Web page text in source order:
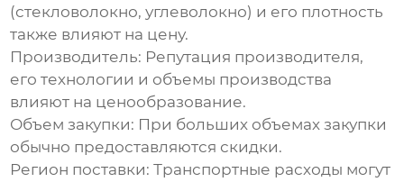
(стекловолокно, углеволокно) и его плотность
также влияют на цену.
Производитель: Репутация производителя,
его технологии и объемы производства
влияют на ценообразование.
Объем закупки: При больших объемах закупки
обычно предоставляются скидки.
Регион поставки: Транспортные расходы могут